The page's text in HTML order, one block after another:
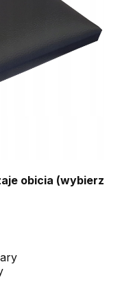
obicia (wybierz